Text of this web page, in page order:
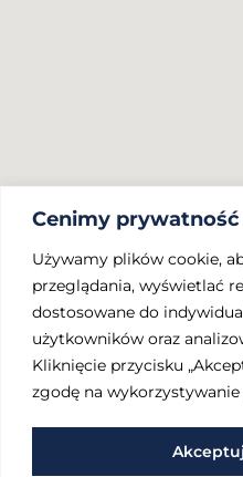
Cenimy
Używamy plików cookie,
przeglądania, wyświetlać
dostosowane do
użytkowników oraz
Kliknięcie przycisku
zgodę na
Biuro rachunkowe Dąbrowa
Biuro rachunkowe Olkusz
Co robimy
Obsługa księgowa spółek
Obsługa ksiegowa JDG
Obsługa kadowo-płacowa
Ważne linki